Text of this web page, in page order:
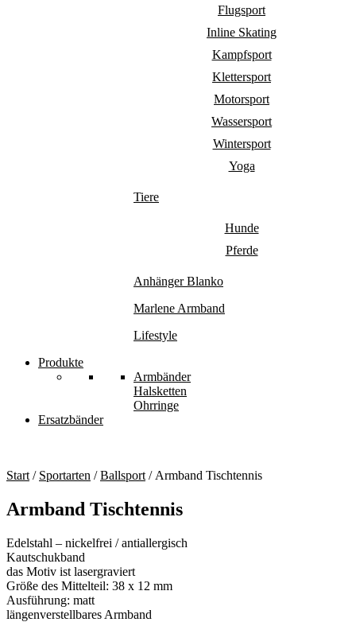
Flugsport
Inline Skating
Kampfsport
Klettersport
Motorsport
Wassersport
Wintersport
Yoga
Tiere
Hunde
Pferde
Anhänger Blanko
Marlene Armband
Lifestyle
Produkte
Armbänder
Halsketten
Ohrringe
Ersatzbänder
Start / Sportarten /Ballsport / Armband Tischtennis
Armband Tischtennis
Edelstahl – nickelfrei / antiallergisch
Kautschukband
das Motiv ist lasergraviert
Größe des Mittelteil: 38 x 12 mm
Ausführung: matt
längenverstellbares Armband